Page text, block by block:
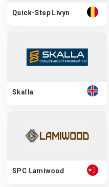
Quick-Step Livyn
Skalla
SPC Lamiwood